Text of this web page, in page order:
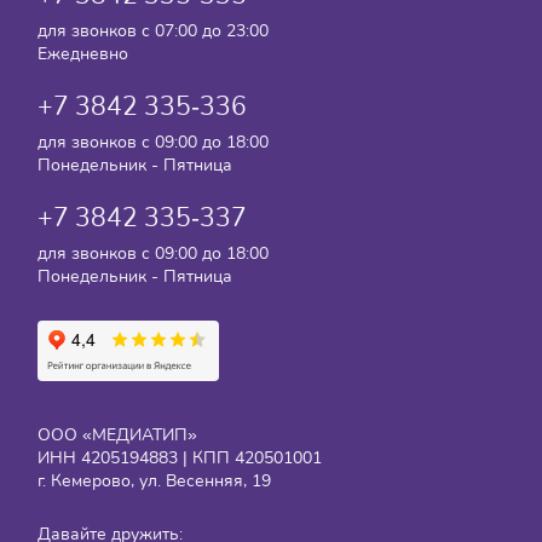
для звонков с 07:00 до 23:00
Ежедневно
+7 3842 335‑336
для звонков с 09:00 до 18:00
Понедельник - Пятница
+7 3842 335‑337
для звонков с 09:00 до 18:00
Понедельник - Пятница
ООО «МЕДИАТИП»
ИНН 4205194883 | КПП 420501001
г. Кемерово, ул. Весенняя, 19
Давайте дружить: